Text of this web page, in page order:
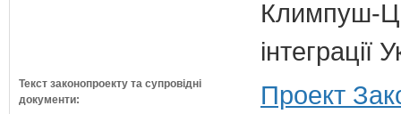
Климпуш-
Текст законопроекту та супровідні
документи:
Проект